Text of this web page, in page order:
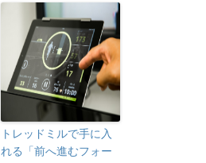
トレッドミルで手に入
れる「前へ進むフォー